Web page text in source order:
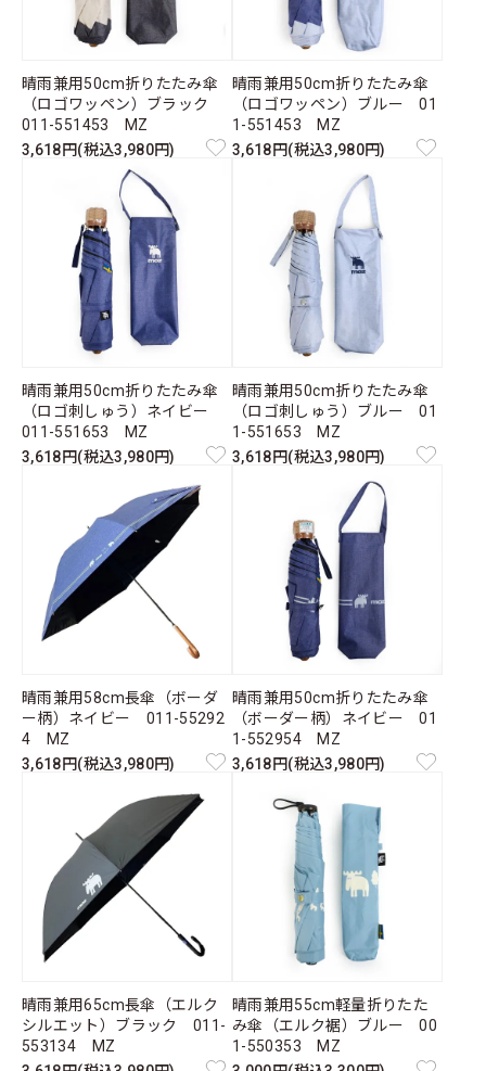
晴雨兼用50cm折りたたみ傘
（ロゴワッペン）ブラック
011-551453 MZ
3,618円(税込3,980円)
晴雨兼用50cm折りたたみ傘
（ロゴワッペン）ブルー 01
1-551453 MZ
3,618円(税込3,980円)
晴雨兼用50cm折りたたみ傘
（ロゴ刺しゅう）ネイビー
011-551653 MZ
3,618円(税込3,980円)
晴雨兼用50cm折りたたみ傘
（ロゴ刺しゅう）ブルー 01
1-551653 MZ
3,618円(税込3,980円)
晴雨兼用58cm長傘（ボーダ
ー柄）ネイビー 011-55292
4 MZ
3,618円(税込3,980円)
晴雨兼用50cm折りたたみ傘
（ボーダー柄）ネイビー 01
1-552954 MZ
3,618円(税込3,980円)
晴雨兼用65cm長傘（エルク
シルエット）ブラック 011-
553134 MZ
晴雨兼用55cm軽量折りたた
み傘（エルク裾）ブルー 00
1-550353 MZ